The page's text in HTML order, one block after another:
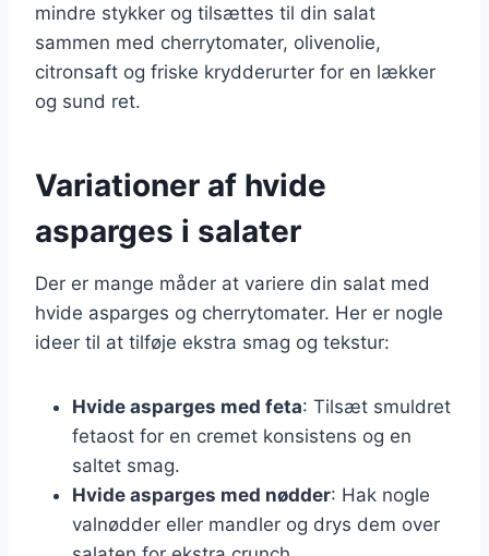
mindre stykker og tilsættes til din salat
sammen med cherrytomater, olivenolie,
citronsaft og friske krydderurter for en lækker
og sund ret.
Variationer af hvide
asparges i salater
Der er mange måder at variere din salat med
hvide asparges og cherrytomater. Her er nogle
ideer til at tilføje ekstra smag og tekstur:
Hvide asparges med feta: Tilsæt smuldret
fetaost for en cremet konsistens og en
saltet smag.
Hvide asparges med nødder: Hak nogle
valnødder eller mandler og drys dem over